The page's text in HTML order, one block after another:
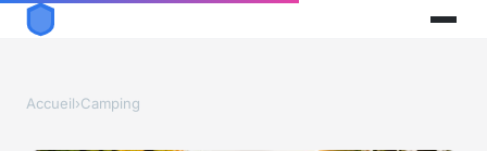
Accueil›Camping